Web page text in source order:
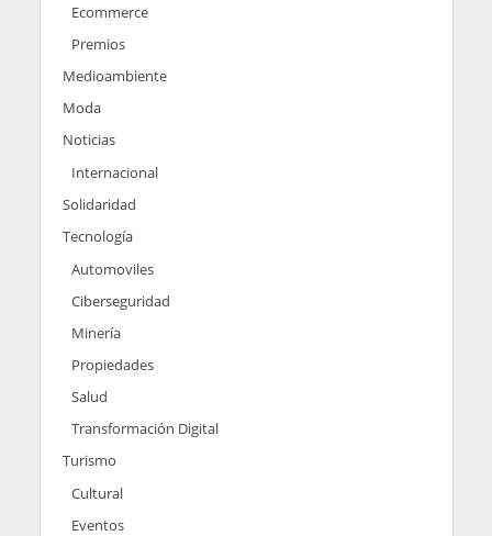
Ecommerce
Premios
Medioambiente
Moda
Noticias
Internacional
Solidaridad
Tecnología
Automoviles
Ciberseguridad
Minería
Propiedades
Salud
Transformación Digital
Turismo
Cultural
Eventos